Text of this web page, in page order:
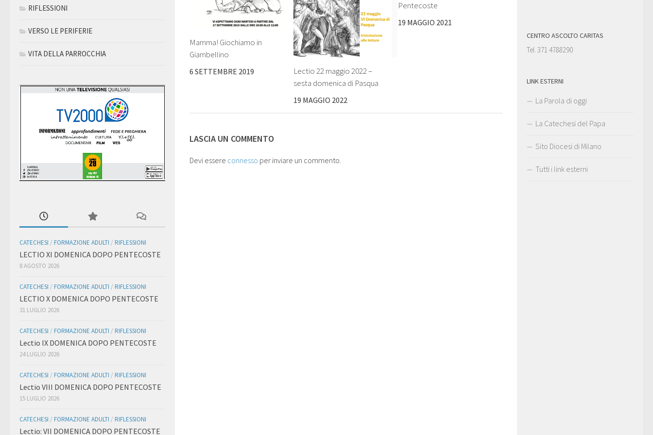
Mamma! Giochiamo in
Giambellino
6 SETTEMBRE 2019
Lectio 22 maggio 2022 –
sesta domenica di Pasqua
19 MAGGIO 2022
Pentecoste
19 MAGGIO 2021
LASCIA UN COMMENTO
Devi essere connesso per inviare un commento.
RIFLESSIONI
VERSO LE PERIFERIE
VITA DELLA PARROCCHIA
CATECHESI / FORMAZIONE ADULTI / RIFLESSIONI
LECTIO XI DOMENICA DOPO PENTECOSTE
8 AGOSTO 2026
CATECHESI / FORMAZIONE ADULTI / RIFLESSIONI
LECTIO X DOMENICA DOPO PENTECOSTE
31 LUGLIO 2026
CATECHESI / FORMAZIONE ADULTI / RIFLESSIONI
Lectio IX DOMENICA DOPO PENTECOSTE
24 LUGLIO 2026
CATECHESI / FORMAZIONE ADULTI / RIFLESSIONI
Lectio VIII DOMENICA DOPO PENTECOSTE
15 LUGLIO 2026
CATECHESI / FORMAZIONE ADULTI / RIFLESSIONI
Lectio: VII DOMENICA DOPO PENTECOSTE
CENTRO ASCOLTO CARITAS
Tel. 371 4788290
LINK ESTERNI
La Parola di oggi
La Catechesi del Papa
Sito Diocesi di Milano
Tutti i link esterni